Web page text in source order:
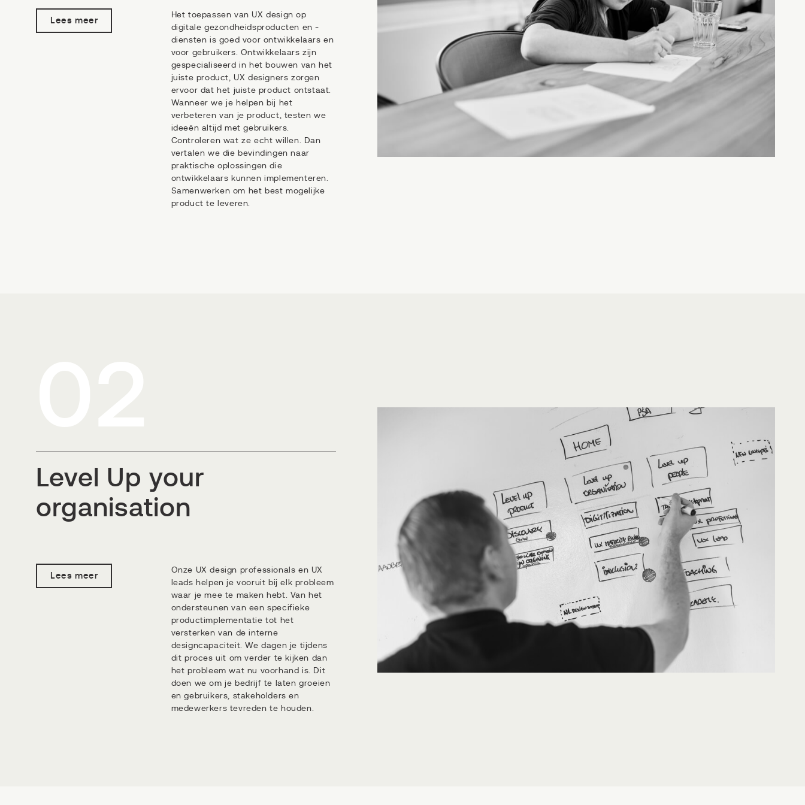
Lees meer
Het toepassen van UX design op
digitale gezondheidsproducten en -
diensten is goed voor ontwikkelaars en
voor gebruikers. Ontwikkelaars zijn
gespecialiseerd in het bouwen van het
juiste product, UX designers zorgen
ervoor dat het juiste product ontstaat.
Wanneer we je helpen bij het
verbeteren van je product, testen we
ideeën altijd met gebruikers.
Controleren wat ze echt willen. Dan
vertalen we die bevindingen naar
praktische oplossingen die
ontwikkelaars kunnen implementeren.
Samenwerken om het best mogelijke
product te leveren.
Level Up your
organisation
Lees meer
Onze UX design professionals en UX
leads helpen je vooruit bij elk probleem
waar je mee te maken hebt. Van het
ondersteunen van een specifieke
productimplementatie tot het
versterken van de interne
designcapaciteit. We dagen je tijdens
dit proces uit om verder te kijken dan
het probleem wat nu voorhand is. Dit
doen we om je bedrijf te laten groeien
en gebruikers, stakeholders en
medewerkers tevreden te houden.